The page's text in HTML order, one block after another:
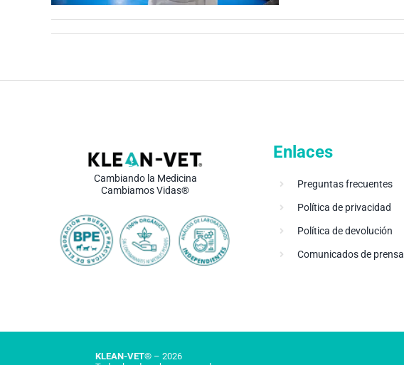
Cambiando la Medicina
Cambiamos Vidas®
Enlaces
Preguntas frecuentes
Política de privacidad
Política de devolución
Comunicados de prensa
KLEAN-VET® – 2026